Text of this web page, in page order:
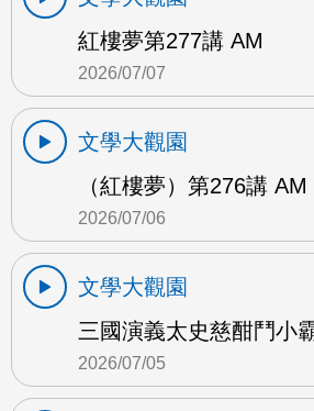
紅樓夢第277講 AM
2026/07/07
文學大觀園
（紅樓夢）第276講 AM
2026/07/06
文學大觀園
三國演義太史慈酣鬥小
2026/07/05